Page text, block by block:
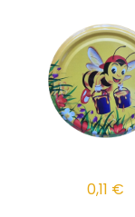
0,11 €